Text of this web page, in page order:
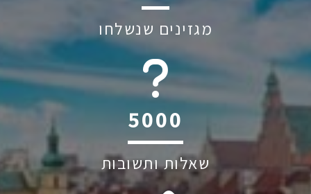
מגזינים שנשלחו
6044
שאלות ותשובות